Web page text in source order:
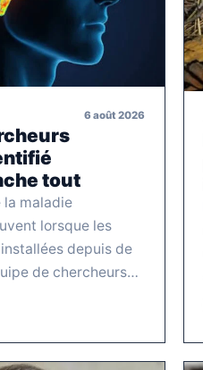
6 août 2026
tout
la maladie
lorsque les
depuis de
de chercheurs…